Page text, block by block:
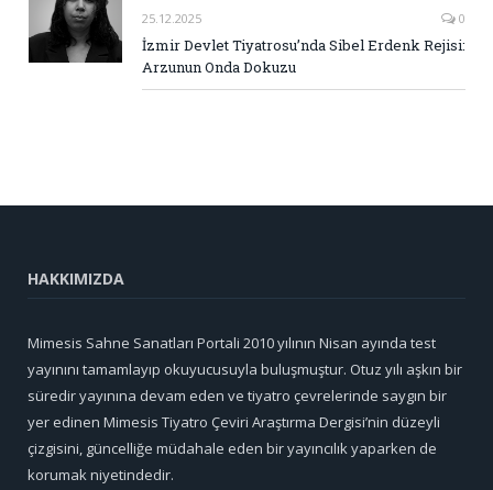
25.12.2025 0
İzmir Devlet Tiyatrosu’nda Sibel Erdenk Rejisi:
Arzunun Onda Dokuzu
HAKKIMIZDA
Mimesis Sahne Sanatları Portali 2010 yılının Nisan ayında test
yayınını tamamlayıp okuyucusuyla buluşmuştur. Otuz yılı aşkın bir
süredir yayınına devam eden ve tiyatro çevrelerinde saygın bir
yer edinen Mimesis Tiyatro Çeviri Araştırma Dergisi’nin düzeyli
çizgisini, güncelliğe müdahale eden bir yayıncılık yaparken de
korumak niyetindedir.